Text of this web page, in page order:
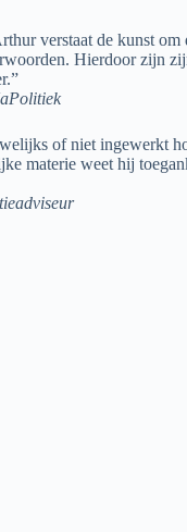
verstaat de kunst om
Hierdoor zijn
of niet ingewerkt
materie weet hij